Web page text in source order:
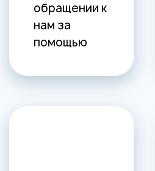
обращении к
нам за
помощью